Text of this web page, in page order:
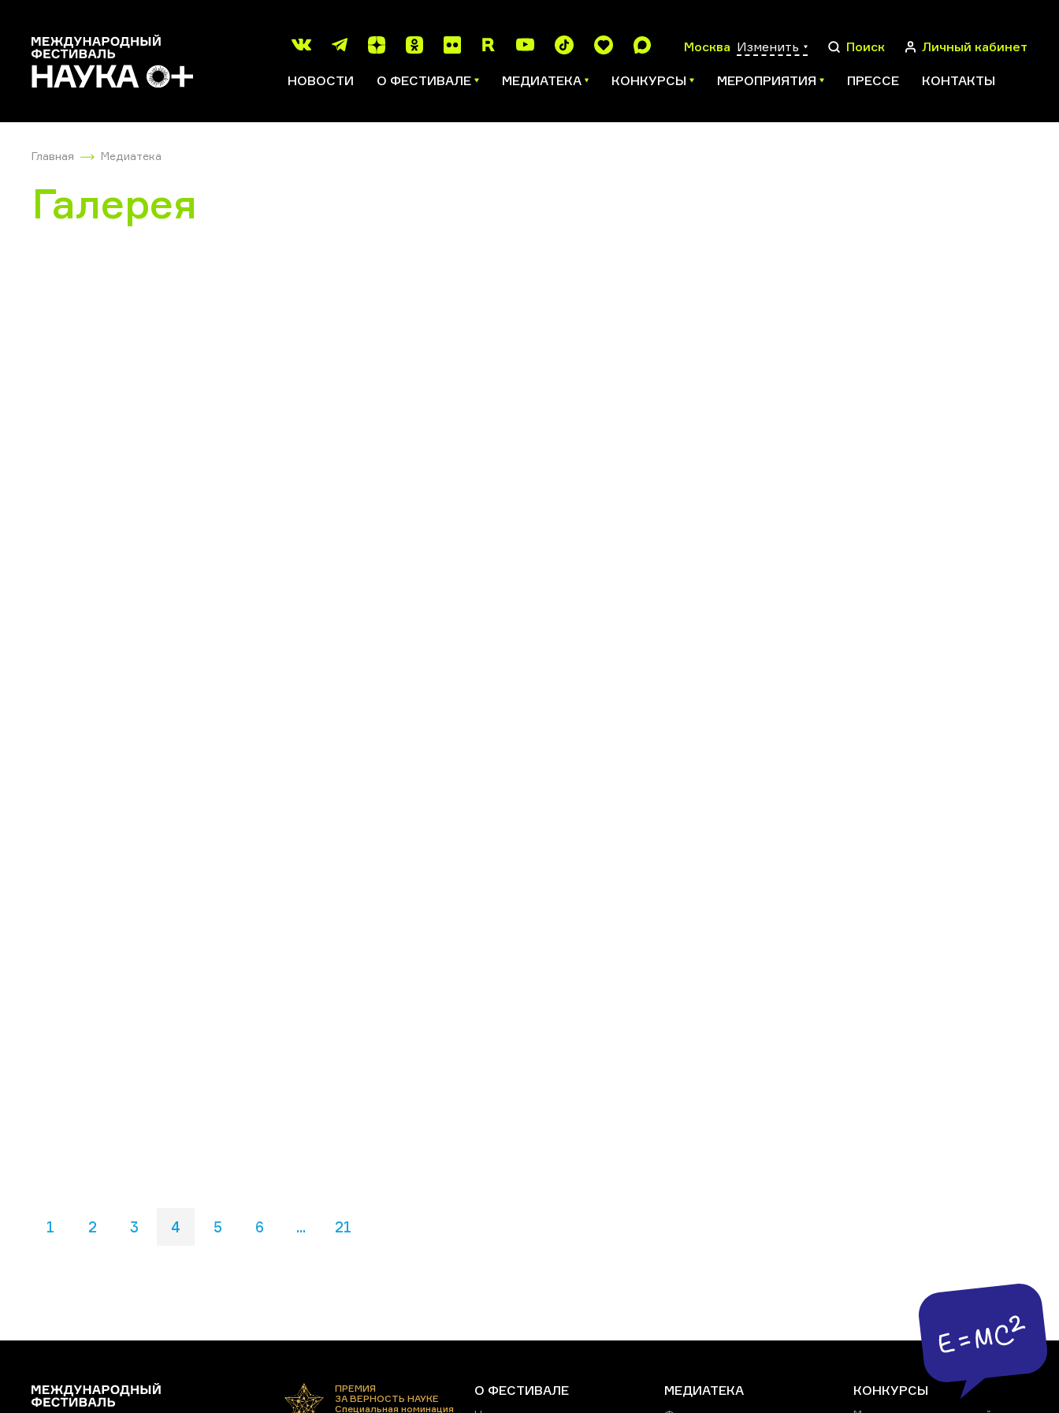
Москва Изменить Поиск Личный кабинет
НОВОСТИ О ФЕСТИВАЛЕ МЕДИАТЕКА КОНКУРСЫ МЕРОПРИЯТИЯ ПРЕССЕ КОНТАКТЫ
Главная Медиатека
Галерея
1 2 3 4 5 6 ... 21
ПРЕМИЯ
ЗА ВЕРНОСТЬ НАУКЕ
Специальная номинация
О ФЕСТИВАЛЕ МЕДИАТЕКА КОНКУРСЫ